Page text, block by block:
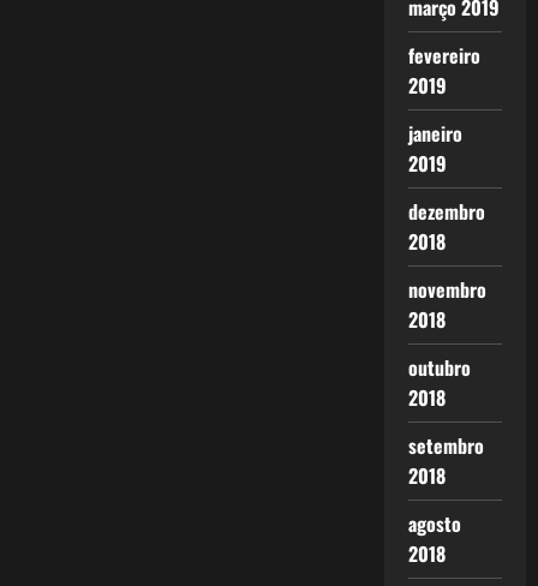
março 2019
fevereiro
2019
janeiro
2019
dezembro
2018
novembro
2018
outubro
2018
setembro
2018
agosto
2018